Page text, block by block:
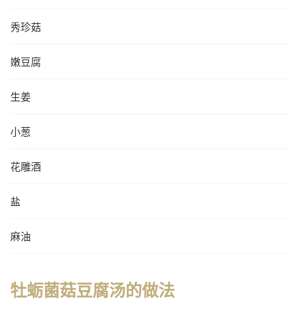
秀珍菇
嫩豆腐
生姜
小葱
花雕酒
盐
麻油
牡蛎菌菇豆腐汤的做法